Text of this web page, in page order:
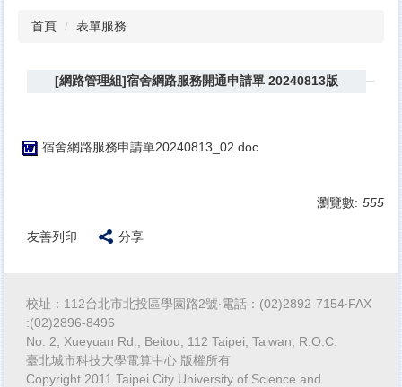
首頁 表單服務
[網路管理組]宿舍網路服務開通申請單 20240813版
宿舍網路服務申請單20240813_02.doc
瀏覽數: 555
友善列印 分享
校址：112台北市北投區學園路2號‧電話：(02)2892-7154‧FAX
:(02)2896-8496
No. 2, Xueyuan Rd., Beitou, 112 Taipei, Taiwan, R.O.C.
臺北城市科技大學電算中心 版權所有
Copyright 2011 Taipei City University of Science and